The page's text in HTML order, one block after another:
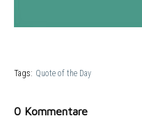
Tags: Quote of the Day
0 Kommentare